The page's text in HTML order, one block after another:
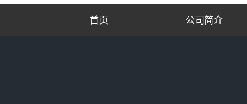
首页 公司简介